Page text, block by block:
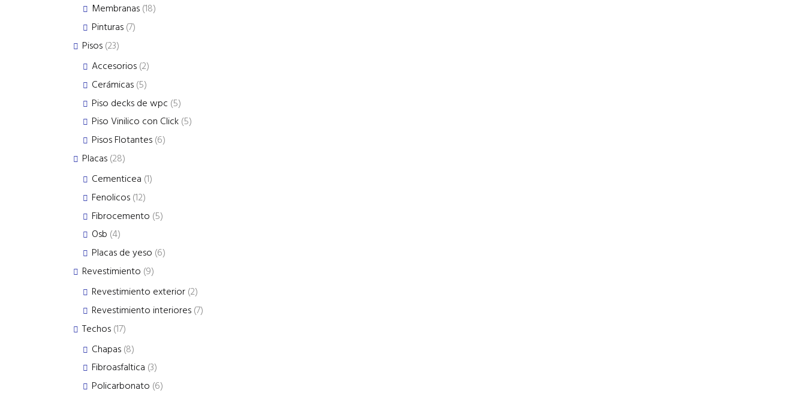
Membranas 1818
Pinturas 77
Pisos 2323
products
Accesorios 22
products
Cerámicas 55
products
Piso decks de wpc 55
products
Piso Vinilico con Click 55
Pisos Flotantes 66
Placas 2828
products
Cementicea 11
Fenolicos 1212
products
Fibrocemento 55
Osb 44
products
Placas de yeso 66
Revestimiento 99
products
Revestimiento exterior 22
products
Revestimiento interiores 77
Techos 1717
products
Chapas 88
products
Fibroasfaltica 33
products
Policarbonato 66